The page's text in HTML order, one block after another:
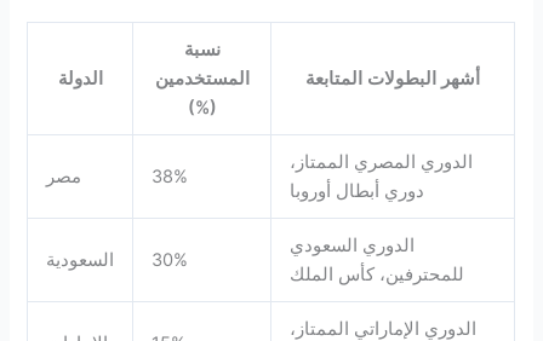
الدولة
نسبة
المستخدمين
(%)
أشهر البطولات المتابعة
مصر 38%
الدوري المصري الممتاز،
دوري أبطال أوروبا
السعودية 30%
الدوري السعودي
للمحترفين، كأس الملك
الدوري الإماراتي الممتاز،